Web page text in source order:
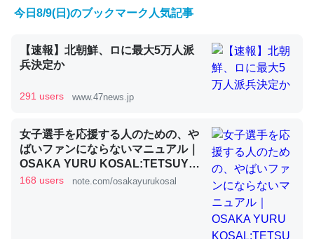
くらい。小説でいう「ずっと前の伏線」は回収されないけ
ど、短期記憶というには多い分量。進化すればするほど分
昆虫ってカルシウム少ないのか。知らんかった。調べたら
コオロギのカルシウム分はエビの600分の1程度。
─ニュース :: 【研究発表】昆虫学の大問題＝「昆虫はなぜ海にいな
今日8/9(日)のブックマーク人気記事
【速報】北朝鮮、ロに最大5万人派
兵決定か
291 users www.47news.jp
女子選手を応援する人のための、や
ばいファンにならないマニュアル｜
OSAKA YURU KOSAL:TETSUYA
KITAMOTO
168 users note.com/osakayurukosal